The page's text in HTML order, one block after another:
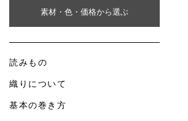
素材・色・価格から選ぶ
読みもの
織りについて
基本の巻き方